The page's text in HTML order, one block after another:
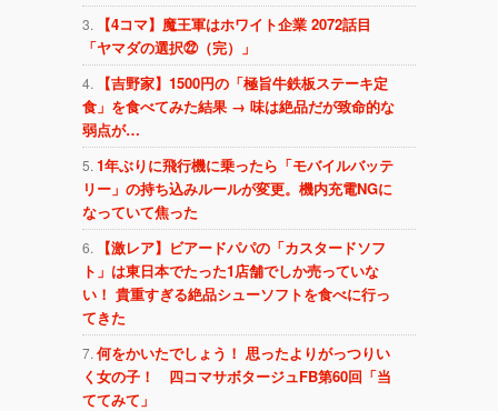
【4コマ】魔王軍はホワイト企業 2072話目
「ヤマダの選択㉒（完）」
【吉野家】1500円の「極旨牛鉄板ステーキ定
食」を食べてみた結果 → 味は絶品だが致命的な
弱点が…
1年ぶりに飛行機に乗ったら「モバイルバッテ
リー」の持ち込みルールが変更。機内充電NGに
なっていて焦った
【激レア】ビアードパパの「カスタードソフ
ト」は東日本でたった1店舗でしか売っていな
い！ 貴重すぎる絶品シューソフトを食べに行っ
てきた
何をかいたでしょう！ 思ったよりがっつりい
く女の子！ 四コマサボタージュFB第60回「当
ててみて」